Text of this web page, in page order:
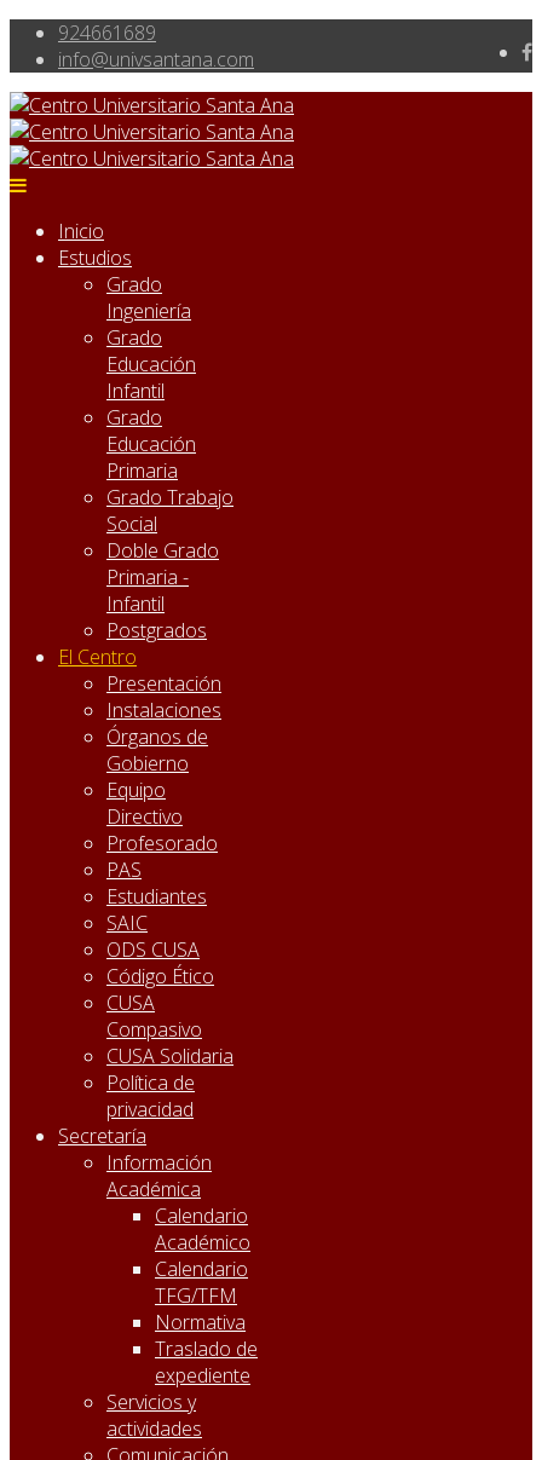
924661689
info@univsantana.com
Inicio
Estudios
Grado
Ingeniería
Grado
Educación
Infantil
Grado
Educación
Primaria
Grado Trabajo
Social
Doble Grado
Primaria -
Infantil
Postgrados
El Centro
Presentación
Instalaciones
Órganos de
Gobierno
Equipo
Directivo
Profesorado
PAS
Estudiantes
SAIC
ODS CUSA
Código Ético
CUSA
Compasivo
CUSA Solidaria
Política de
privacidad
Secretaría
Información
Académica
Calendario
Académico
Calendario
TFG/TFM
Normativa
Traslado de
expediente
Servicios y
actividades